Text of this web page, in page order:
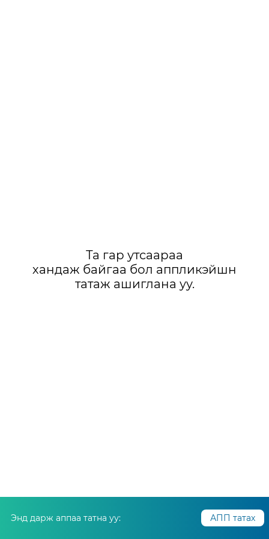
Та гар утсаараа
хандаж байгаа бол аппликэйшн
татаж ашиглана уу.
Энд дарж аппаа татна уу: АПП татах